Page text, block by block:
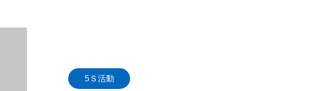
5Ｓ活動